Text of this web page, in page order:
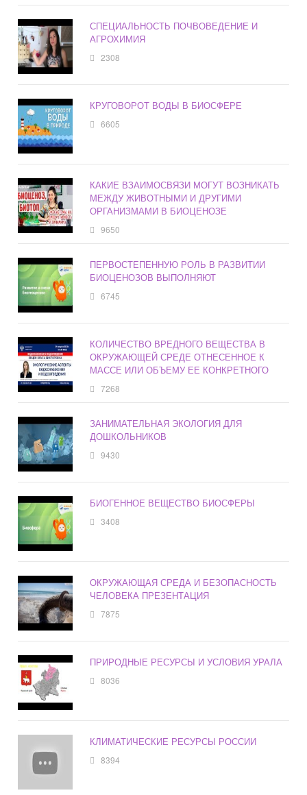
СПЕЦИАЛЬНОСТЬ ПОЧВОВЕДЕНИЕ И
АГРОХИМИЯ
2308
КРУГОВОРОТ ВОДЫ В БИОСФЕРЕ
6605
КАКИЕ ВЗАИМОСВЯЗИ МОГУТ ВОЗНИКАТЬ
МЕЖДУ ЖИВОТНЫМИ И ДРУГИМИ
ОРГАНИЗМАМИ В БИОЦЕНОЗЕ
9650
ПЕРВОСТЕПЕННУЮ РОЛЬ В РАЗВИТИИ
БИОЦЕНОЗОВ ВЫПОЛНЯЮТ
6745
КОЛИЧЕСТВО ВРЕДНОГО ВЕЩЕСТВА В
ОКРУЖАЮЩЕЙ СРЕДЕ ОТНЕСЕННОЕ К
МАССЕ ИЛИ ОБЪЕМУ ЕЕ КОНКРЕТНОГО
7268
ЗАНИМАТЕЛЬНАЯ ЭКОЛОГИЯ ДЛЯ
ДОШКОЛЬНИКОВ
9430
БИОГЕННОЕ ВЕЩЕСТВО БИОСФЕРЫ
3408
ОКРУЖАЮЩАЯ СРЕДА И БЕЗОПАСНОСТЬ
ЧЕЛОВЕКА ПРЕЗЕНТАЦИЯ
7875
ПРИРОДНЫЕ РЕСУРСЫ И УСЛОВИЯ УРАЛА
8036
КЛИМАТИЧЕСКИЕ РЕСУРСЫ РОССИИ
8394